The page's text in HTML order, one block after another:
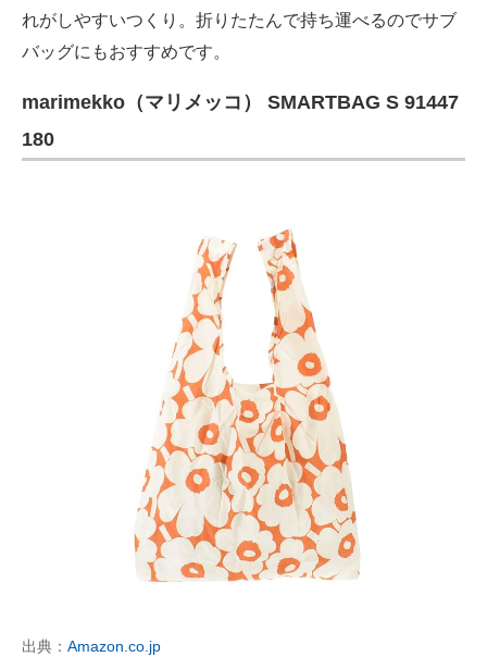
れがしやすいつくり。折りたたんで持ち運べるのでサブ
バッグにもおすすめです。
marimekko（マリメッコ） SMARTBAG S 91447
180
出典： Amazon.co.jp